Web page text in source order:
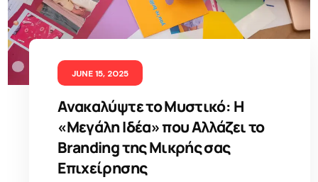
JUNE 15, 2025
Ανακαλύψτε το Μυστικό: Η
«Μεγάλη Ιδέα» που Αλλάζει το
Branding της Μικρής σας
Επιχείρησης